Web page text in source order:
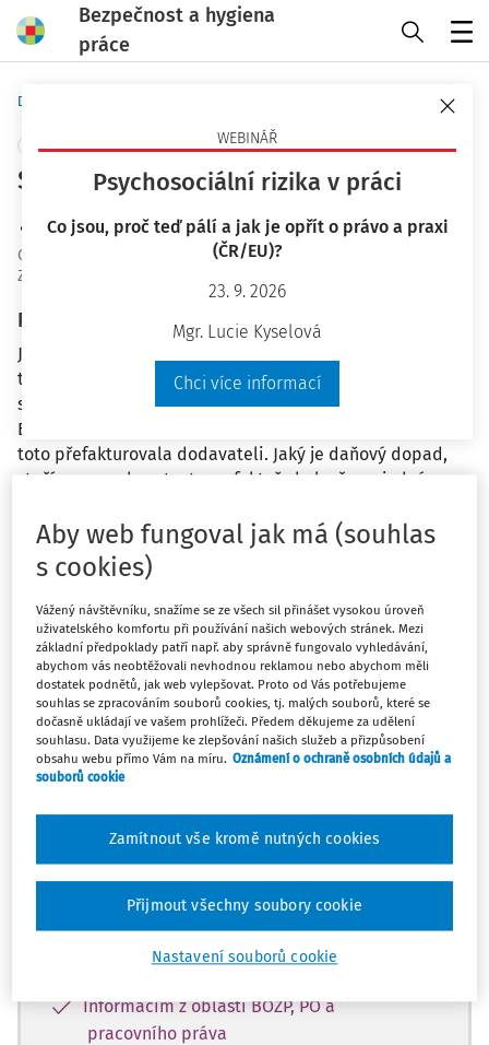
Bezpečnost a hygiena
práce
WEBINÁŘ
Psychosociální rizika v práci
Co jsou, proč teď pálí a jak je opřít o právo a praxi
(ČR/EU)?
23. 9. 2026
Mgr. Lucie Kyselová
Chci více informací
Domů
+ PŘIDAT VLASTNÍ
Smluvní pokuta za porušení BOZP
Ing. Petra Konderlová
OaO ID
Zodpovězeno
Plné znění otázky
Je daňově uznatelná "smluvní pokuta za porušení BOZP"-
text na a vystavené faktuře? Není zřejmé, jestli firma si
stanovila do smlouvy dodržování určitých podmínek
BOZP, anebo firma dostala pokutu za porušení BOZP a
toto přefakturovala dodavateli. Jaký je daňový dopad,
stačí pouze, aby v textu na faktuře bylo, že se jedná o
Odpověď
Máte předplatné? Přihlaste se
Tento dokument je jen pro
Zaregistrujte se a získejte přístup k
obsahu na 14 dní zdarma
Díky registraci získáte přístup k:
Informacím z oblasti BOZP, PO a
pracovního práva
Aby web fungoval jak má (souhlas
s cookies)
Vážený návštěvníku, snažíme se ze všech sil přinášet vysokou úroveň
uživatelského komfortu při používání našich webových stránek. Mezi
základní předpoklady patří např. aby správně fungovalo vyhledávání,
abychom vás neobtěžovali nevhodnou reklamou nebo abychom měli
dostatek podnětů, jak web vylepšovat. Proto od Vás potřebujeme
souhlas se zpracováním souborů cookies, tj. malých souborů, které se
dočasně ukládají ve vašem prohlížeči. Předem děkujeme za udělení
souhlasu. Data využijeme ke zlepšování našich služeb a přizpůsobení
obsahu webu přímo Vám na míru. Oznámení o ochraně osobních údajů a
souborů cookie
Nastavení souborů cookie
Zamítnout vše kromě nutných cookies
Přijmout všechny soubory cookie